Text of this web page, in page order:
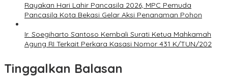
Rayakan Hari Lahir Pancasila 2026, MPC Pemuda
Pancasila Kota Bekasi Gelar Aksi Penanaman Pohon
Ir. Soegiharto Santoso Kembali Surati Ketua Mahkamah
Agung RI Terkait Perkara Kasasi Nomor 431 K/TUN/202
Tinggalkan Balasan